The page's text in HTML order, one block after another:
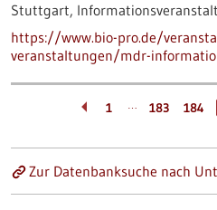
Stuttgart,
https://www.bio-pro.de/
veranstaltungen/mdr-
1 … 183 184
Zur Datenbanksuche nach